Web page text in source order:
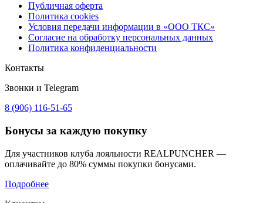
Публичная оферта
Политика cookies
Условия передачи информации в «ООО ТКС»
Согласие на обработку персональных данных
Политика конфиденциальности
Контакты
Звонки и Telegram
8 (906) 116-51-65
Бонусы за каждую покупку
Для участников клуба лояльности REALPUNCHER —
оплачивайте до 80% суммы покупки бонусами.
Подробнее